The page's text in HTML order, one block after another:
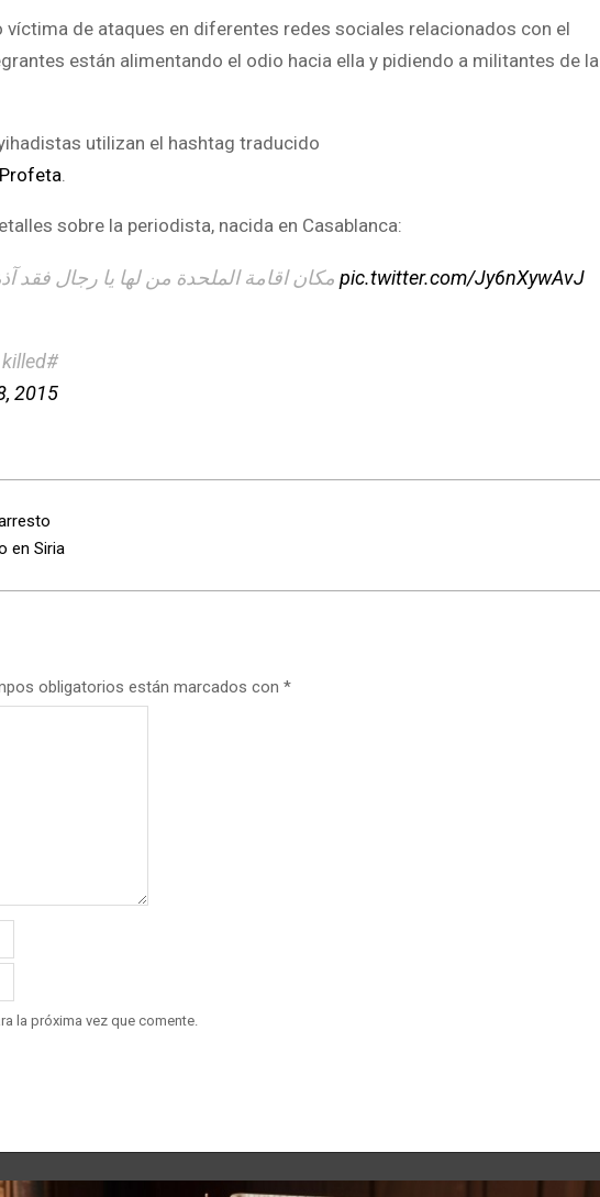
de ataques en diferentes redes sociales relacionados con el
están alimentando el odio hacia ella y pidiendo a militantes de la
utilizan el hashtag traducido
.
sobre la periodista, nacida en Casablanca:
مكان اقامة الملحدة من لها يا رجال فقد pic.twitter.com/Jy6nXywAvJ
2015
en Siria
obligatorios están marcados con *
la próxima vez que comente.